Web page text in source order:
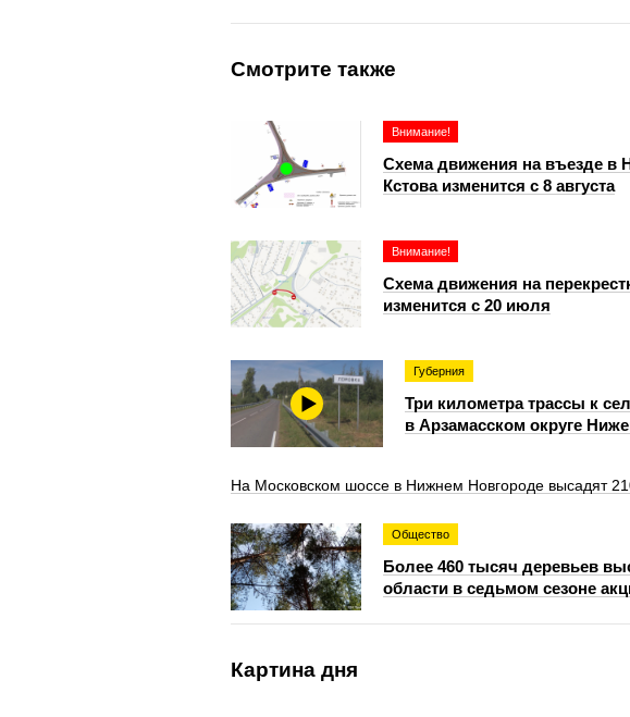
Смотрите также
Внимание!
Схема движения на въезде в
Кстова изменится с 8 августа
Внимание!
Схема движения на
изменится с 20 июля
Губерния
Три километра трассы к
в Арзамасском округе
На Московском шоссе в Нижнем Новгороде высадят
Общество
Более 460 тысяч деревьев
области в седьмом сезоне
Картина дня